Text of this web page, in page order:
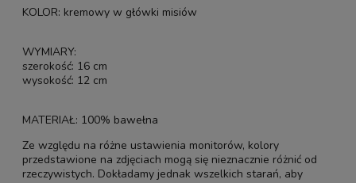
KOLOR: kremowy w główki misiów
WYMIARY:
szerokość: 16 cm
wysokość: 12 cm
MATERIAŁ: 100% bawełna
Ze względu na różne ustawienia monitorów, kolory
przedstawione na zdjęciach mogą się nieznacznie różnić od
rzeczywistych. Dokładamy jednak wszelkich starań, aby